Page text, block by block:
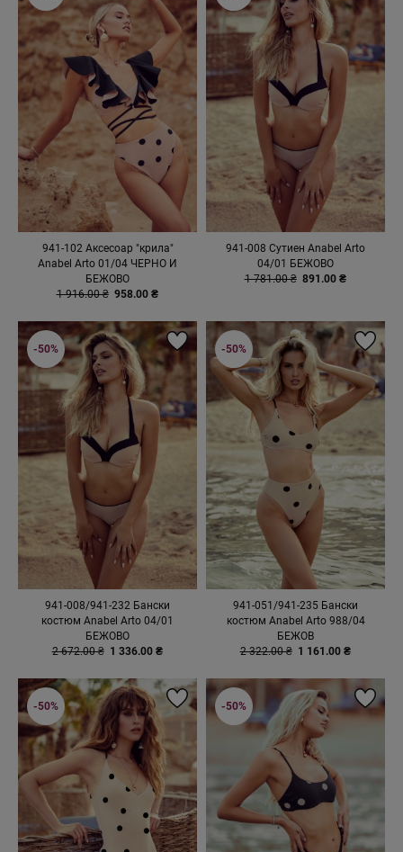
941-102 Аксесоар "крила"
Anabel Arto 01/04 ЧЕРНО И
БЕЖОВО
1 916.00 ₴ 958.00 ₴
941-008 Сутиен Anabel Arto
04/01 БЕЖОВО
1 781.00 ₴ 891.00 ₴
941-008/941-232 Бански
костюм Anabel Arto 04/01
БЕЖОВО
2 672.00 ₴ 1 336.00 ₴
-50%
941-051/941-235 Бански
костюм Anabel Arto 988/04
БЕЖОВ
2 322.00 ₴ 1 161.00 ₴
-50%
-50% -50%